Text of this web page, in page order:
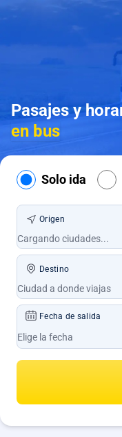
Pasajes y
en bus
Solo ida
Origen
Destino
Fecha de salida